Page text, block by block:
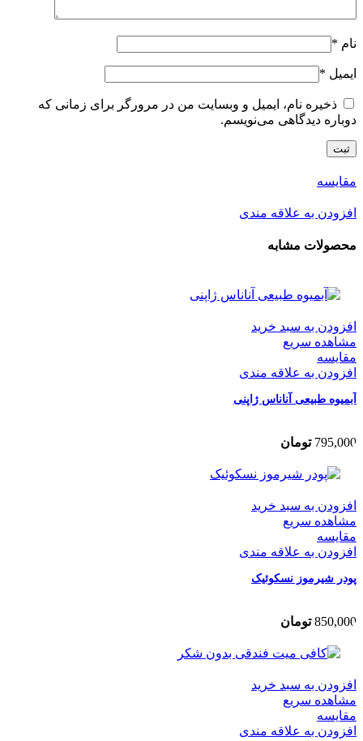
نام *
ایمیل *
ذخیره نام، ایمیل و وبسایت من در مرورگر برای زمانی که
دوباره دیدگاهی می‌نویسم.
مقایسه
افزودن به علاقه مندی
محصولات مشابه
افزودن به سبد خرید
مشاهده سریع
مقایسه
افزودن به علاقه مندی
آبمیوه طبیعی آناناس ژاپنی
795,000 تومان
افزودن به سبد خرید
مشاهده سریع
مقایسه
افزودن به علاقه مندی
پودر شیرموز نسکوئیک
850,000 تومان
افزودن به سبد خرید
مشاهده سریع
مقایسه
افزودن به علاقه مندی